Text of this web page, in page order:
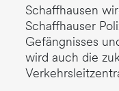
Schaffhausen
Schaffhauser
Gefängnisses
wird auch die